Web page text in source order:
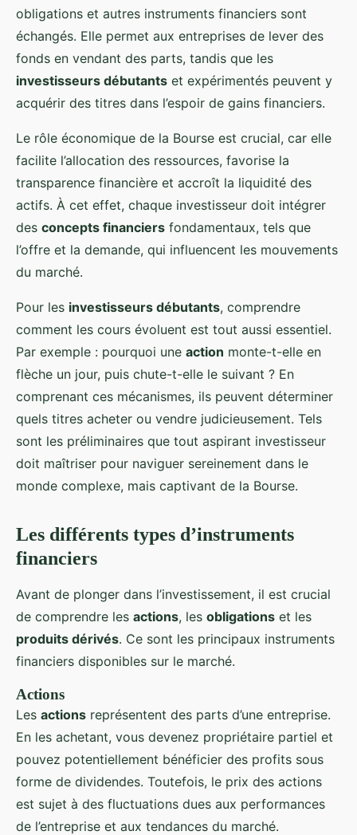
obligations et autres instruments financiers sont
échangés. Elle permet aux entreprises de lever des
fonds en vendant des parts, tandis que les
investisseurs débutants et expérimentés peuvent y
acquérir des titres dans l’espoir de gains financiers.
Le rôle économique de la Bourse est crucial, car elle
facilite l’allocation des ressources, favorise la
transparence financière et accroît la liquidité des
actifs. À cet effet, chaque investisseur doit intégrer
des concepts financiers fondamentaux, tels que
l’offre et la demande, qui influencent les mouvements
du marché.
Pour les investisseurs débutants, comprendre
comment les cours évoluent est tout aussi essentiel.
Par exemple : pourquoi une action monte-t-elle en
flèche un jour, puis chute-t-elle le suivant ? En
comprenant ces mécanismes, ils peuvent déterminer
quels titres acheter ou vendre judicieusement. Tels
sont les préliminaires que tout aspirant investisseur
doit maîtriser pour naviguer sereinement dans le
monde complexe, mais captivant de la Bourse.
Les différents types d’instruments
financiers
Avant de plonger dans l’investissement, il est crucial
de comprendre les actions, les obligations et les
produits dérivés. Ce sont les principaux instruments
financiers disponibles sur le marché.
Actions
Les actions représentent des parts d’une entreprise.
En les achetant, vous devenez propriétaire partiel et
pouvez potentiellement bénéficier des profits sous
forme de dividendes. Toutefois, le prix des actions
est sujet à des fluctuations dues aux performances
de l’entreprise et aux tendances du marché.